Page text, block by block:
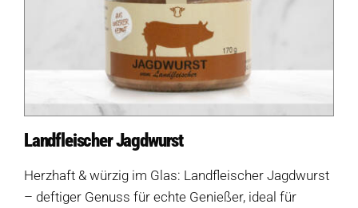
Landfleischer Jagdwurst
Herzhaft & würzig im Glas: Landfleischer Jagdwurst
– deftiger Genuss für echte Genießer, ideal für